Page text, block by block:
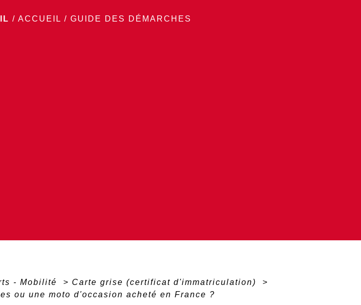
/ ACCUEIL / GUIDE DES DÉMARCHES
- Mobilité > Carte grise (certificat d'immatriculation)
>
ou une moto d'occasion acheté en France ?